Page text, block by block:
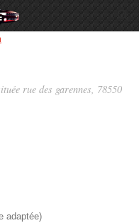
rue des garennes, 78550
adaptée)